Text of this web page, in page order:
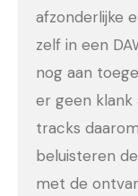
afzonderlijke
zelf in een
nog aan
er geen klank
tracks
beluisteren
met de